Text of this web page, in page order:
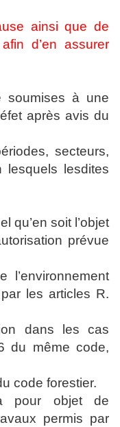
ainsi que de
d’en assurer
soumises à une
après avis du
secteurs,
lesquels lesdites
qu’en soit l’objet
prévue
l’environnement
les articles R.
dans les cas
du même code,
code forestier.
pour objet de
permis par